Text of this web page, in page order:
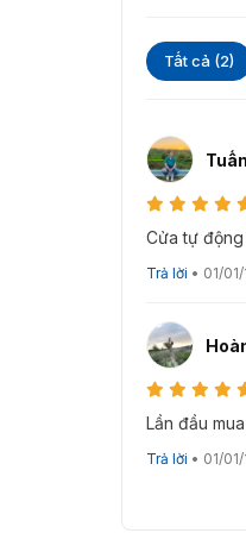
Chạy
sau hoặc
về sản
Tất cả (2)
Cửa tự
Trả lời • 01/
Lần đầu
Trả lời • 01/